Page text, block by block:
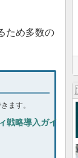
ため多数の
ます。
戦略導入ガイ